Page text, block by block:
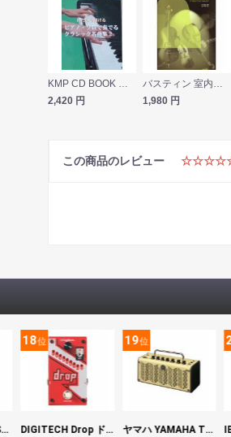
KMP CD BOOK わたしも弾ける ピアノ・ソロで奏でるクラシック名曲集２
2,420 円
バスティン 室内楽をピアノ連弾で 2 東音企画
1,980 円
この商品のレビュー
ヤマハ YAMAHA SLG200S TBL サイレントギター
18位
DIGITECH Drop ドロップ・リチューニング・エフェクト
19位
ヤマハ YAMAHA THR5 コンパクトギターアンプ 小型アンプ